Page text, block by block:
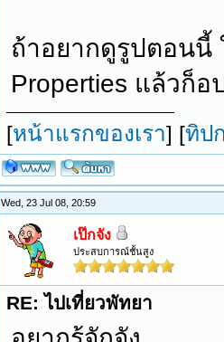
ถ้าอยากดูรูปตอนนี้
Properties แล้วก็อ
[หน้าแรกของเรา] [ทิป
Wed, 23 Jul 08, 20:59
เป๊กจัง
ประสบการณ์ชั้นสูง
RE: ไปเที่ยวพัทยา